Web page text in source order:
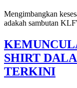
Mengimbangkan
adakah sambutan
SHIRT
TERKINI